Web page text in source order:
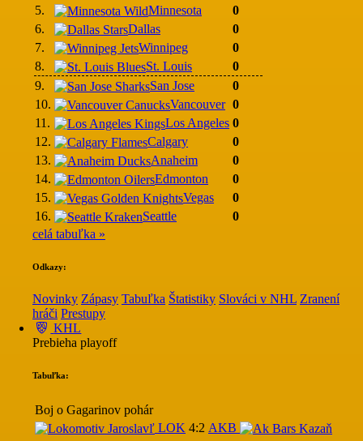
5.
Minnesota
0
6.
Dallas
0
7.
Winnipeg
0
8.
St. Louis
0
9.
San Jose
0
10.
Vancouver 0
11.
Los Angeles 0
12.
Calgary
0
13.
Anaheim
0
14.
Edmonton
0
15.
Vegas
0
16.
Seattle
0
celá tabuľka »
Odkazy:
Novinky Zápasy Tabuľka Štatistiky Slováci v NHL Zranení
hráči Prestupy
KHL
Prebieha playoff
Tabuľka:
Boj o Gagarinov pohár
LOK 4:2 AKB